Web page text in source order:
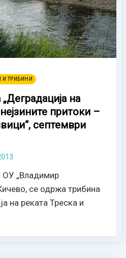
ТРИБИНИ
на
притоки –
септември
ОУ „Владимир
се одржа трибина
на реката Треска и